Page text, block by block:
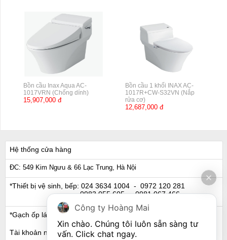
Bồn cầu Inax Aqua AC-
1017VRN (Chống dính)
15,907,000 đ
Bồn cầu 1 khối INAX AC-
1017R+CW-S32VN (Nắp
rửa cơ)
12,687,000 đ
Hệ thống cửa hàng
ĐC: 549 Kim Ngưu & 66 Lạc Trung, Hà Nội
*Thiết bị vệ sinh, bếp: 024 3634 1004 - 0972 120 281
0983 055 605- 0981 067 466
*Gạch ốp lát, Ngói: 024 3632 0280 - 0911 441 066
Tài khoản ngân hàng
Công ty Hoàng Mai
Xin chào. Chúng tôi luôn sẵn sàng tư
vấn. Click chat ngay.